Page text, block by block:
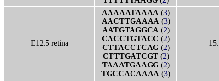
E12.5 retina
AAAAATAAAA (3)
AACTTGAAAA (3)
AATGTAGGCA (2)
CACCTGTACC (2)
CTTACCTCAG(2)
CTTTGATCGT(2)
TAAATGAAGG(2)
TGCCACAAAA (3)